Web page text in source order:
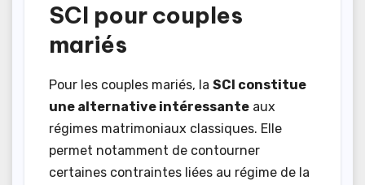
SCI pour couples
mariés
Pour les couples mariés, la SCI constitue
une alternative intéressante aux
régimes matrimoniaux classiques. Elle
permet notamment de contourner
certaines contraintes liées au régime de la